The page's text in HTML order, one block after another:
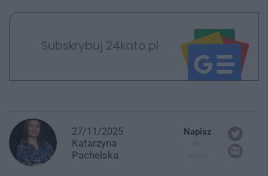
Subskrybuj 24kato.pl
27/11/2025
Katarzyna
Pachelska
Napisz